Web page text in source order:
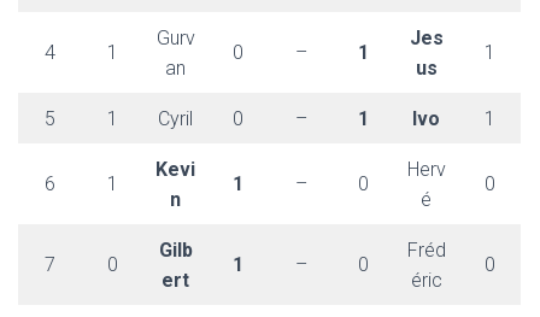
4 1
Gurv
an
0 – 1
Jes
us
1
5 1 Cyril 0 – 1 Ivo 1
6 1
Kevi
n
1 – 0
Herv
é
0
7 0
Gilb
ert
1 – 0
Fréd
éric
0